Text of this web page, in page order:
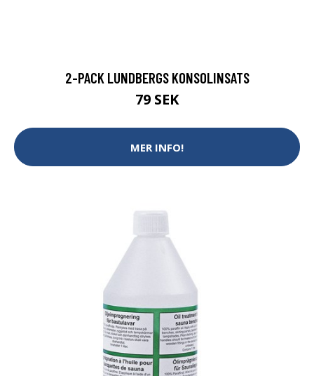
2-PACK LUNDBERGS KONSOLINSATS
79 SEK
MER INFO!